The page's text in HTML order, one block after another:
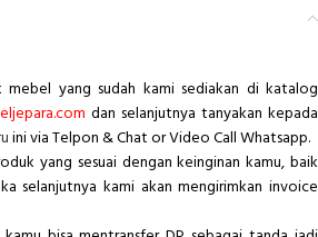
yang sudah kami sediakan di katalog
dan selanjutnya tanyakan kepada
ini via Telpon & Chat or Video Call Whatsapp.
yang sesuai dengan keinginan kamu, baik
selanjutnya kami akan mengirimkan invoice